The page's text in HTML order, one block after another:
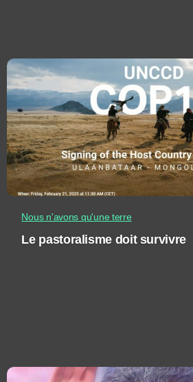
Nous n'avons qu'une terre
Le pastoralisme doit survivre